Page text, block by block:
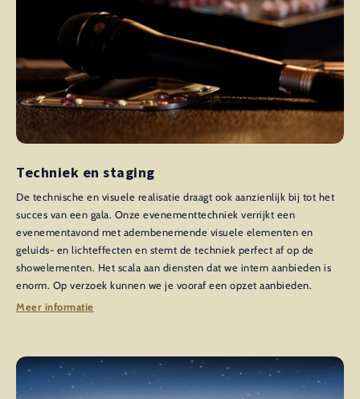
Techniek en staging
De technische en visuele realisatie draagt ook aanzienlijk bij tot het
succes van een gala. Onze evenementtechniek verrijkt een
evenementavond met adembenemende visuele elementen en
geluids- en lichteffecten en stemt de techniek perfect af op de
showelementen. Het scala aan diensten dat we intern aanbieden is
enorm. Op verzoek kunnen we je vooraf een opzet aanbieden.
Meer informatie